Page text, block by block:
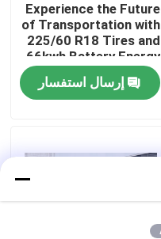
Experience the Future
of Transportation with
225/60 R18 Tires and
66kwh Battery Energy
Zero Emission Cars
إرسال استفسار